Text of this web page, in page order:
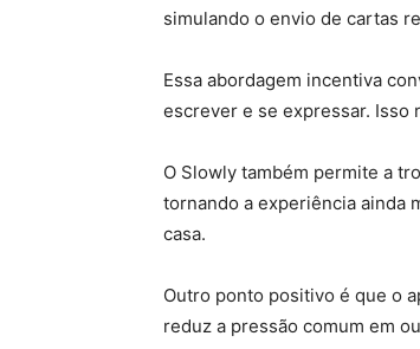
simulando o envio de cartas
Essa abordagem incentiva
escrever e se expressar. Isso
O Slowly também permite a
tornando a experiência ainda
casa.
Outro ponto positivo é que o
reduz a pressão comum em